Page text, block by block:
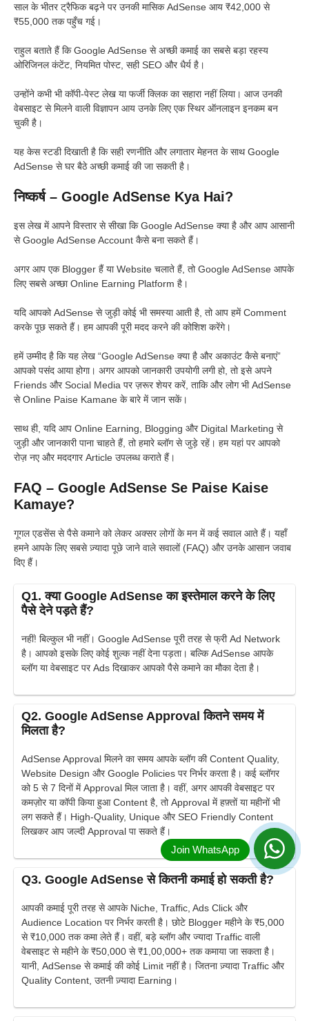
साल के भीतर ट्रैफिक बढ़ने पर उनकी मासिक AdSense आय ₹42,000 से
₹55,000 तक पहुँच गई।
राहुल बताते हैं कि Google AdSense से अच्छी कमाई का सबसे बड़ा रहस्य
ओरिजिनल कंटेंट, नियमित पोस्ट, सही SEO और धैर्य है।
उन्होंने कभी भी कॉपी-पेस्ट लेख या फर्जी क्लिक का सहारा नहीं लिया। आज उनकी
वेबसाइट से मिलने वाली विज्ञापन आय उनके लिए एक स्थिर ऑनलाइन इनकम बन
चुकी है।
यह केस स्टडी दिखाती है कि सही रणनीति और लगातार मेहनत के साथ Google
AdSense से घर बैठे अच्छी कमाई की जा सकती है।
निष्कर्ष – Google AdSense Kya Hai?
इस लेख में आपने विस्तार से सीखा कि Google AdSense क्या है और आप आसानी
से Google AdSense Account कैसे बना सकते हैं।
अगर आप एक Blogger हैं या Website चलाते हैं, तो Google AdSense आपके
लिए सबसे अच्छा Online Earning Platform है।
यदि आपको AdSense से जुड़ी कोई भी समस्या आती है, तो आप हमें Comment
करके पूछ सकते हैं। हम आपकी पूरी मदद करने की कोशिश करेंगे।
हमें उम्मीद है कि यह लेख “Google AdSense क्या है और अकाउंट कैसे बनाएं”
आपको पसंद आया होगा। अगर आपको जानकारी उपयोगी लगी हो, तो इसे अपने
Friends और Social Media पर ज़रूर शेयर करें, ताकि और लोग भी AdSense
से Online Paise Kamane के बारे में जान सकें।
साथ ही, यदि आप Online Earning, Blogging और Digital Marketing से
जुड़ी और जानकारी पाना चाहते हैं, तो हमारे ब्लॉग से जुड़े रहें। हम यहां पर आपको
रोज़ नए और मददगार Article उपलब्ध कराते हैं।
FAQ – Google AdSense Se Paise Kaise
Kamaye?
गूगल एडसेंस से पैसे कमाने को लेकर अक्सर लोगों के मन में कई सवाल आते हैं। यहाँ
हमने आपके लिए सबसे ज़्यादा पूछे जाने वाले सवालों (FAQ) और उनके आसान जवाब
दिए हैं।
Q1. क्या Google AdSense का इस्तेमाल करने के लिए
पैसे देने पड़ते हैं?
नहीं! बिल्कुल भी नहीं। Google AdSense पूरी तरह से फ्री Ad Network
है। आपको इसके लिए कोई शुल्क नहीं देना पड़ता। बल्कि AdSense आपके
ब्लॉग या वेबसाइट पर Ads दिखाकर आपको पैसे कमाने का मौका देता है।
Q2. Google AdSense Approval कितने समय में
मिलता है?
AdSense Approval मिलने का समय आपके ब्लॉग की Content Quality,
Website Design और Google Policies पर निर्भर करता है। कई ब्लॉगर
को 5 से 7 दिनों में Approval मिल जाता है। वहीं, अगर आपकी वेबसाइट पर
कमज़ोर या कॉपी किया हुआ Content है, तो Approval में हफ़्तों या महीनों भी
लग सकते हैं। High-Quality, Unique और SEO Friendly Content
लिखकर आप जल्दी Approval पा सकते हैं।
Q3. Google AdSense से कितनी कमाई हो सकती है?
आपकी कमाई पूरी तरह से आपके Niche, Traffic, Ads Click और
Audience Location पर निर्भर करती है। छोटे Blogger महीने के ₹5,000
से ₹10,000 तक कमा लेते हैं। वहीं, बड़े ब्लॉग और ज्यादा Traffic वाली
वेबसाइट से महीने के ₹50,000 से ₹1,00,000+ तक कमाया जा सकता है।
यानी, AdSense से कमाई की कोई Limit नहीं है। जितना ज़्यादा Traffic और
Quality Content, उतनी ज़्यादा Earning।